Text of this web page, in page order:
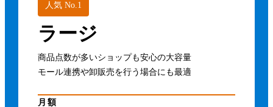
人気 No.1
ラージ
商品点数が多いショップも安心の大容量
モール連携や卸販売を行う場合にも最適
月額